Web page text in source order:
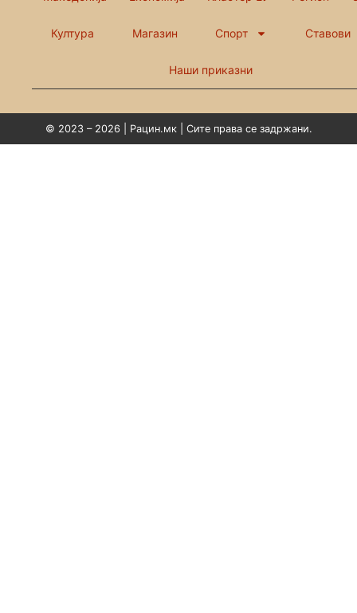
Култура Магазин Спорт Ставови
Наши приказни
© 2023 – 2026 | Рацин.мк | Сите права се задржани.